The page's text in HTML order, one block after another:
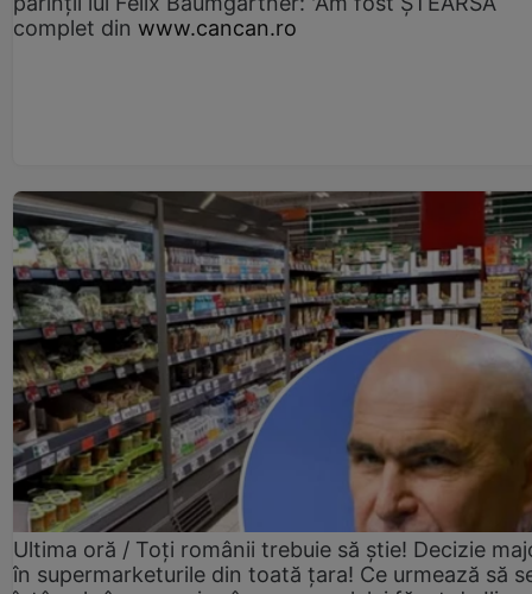
complet din www.cancan.ro
Ultima oră / Toți românii trebuie să știe! Decizie
în supermarketurile din toată țara! Ce urmează să